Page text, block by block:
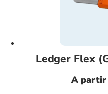
Ledger Flex
A partir